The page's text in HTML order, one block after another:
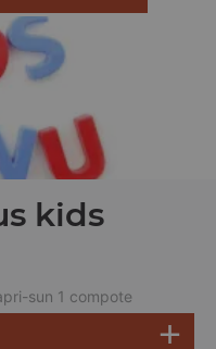
kids
sun 1 compote